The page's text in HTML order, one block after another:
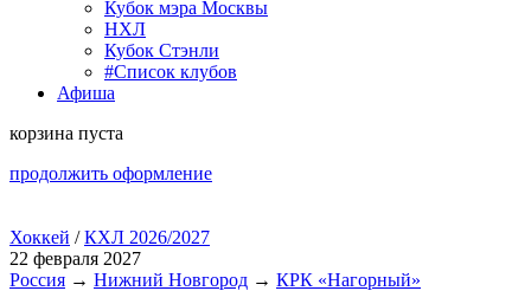
Кубок мэра Москвы
НХЛ
Кубок Стэнли
#Список клубов
Афиша
корзина пуста
продолжить оформление
Хоккей /КХЛ 2026/2027
22 февраля 2027
Россия → Нижний Новгород → КРК «Нагорный»